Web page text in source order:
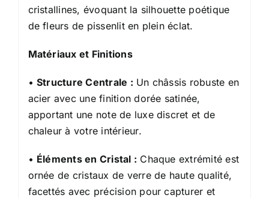
cristallines, évoquant la silhouette poétique
de fleurs de pissenlit en plein éclat.
Matériaux et Finitions
• Structure Centrale : Un châssis robuste en
acier avec une finition dorée satinée,
apportant une note de luxe discret et de
chaleur à votre intérieur.
• Éléments en Cristal : Chaque extrémité est
ornée de cristaux de verre de haute qualité,
facettés avec précision pour capturer et